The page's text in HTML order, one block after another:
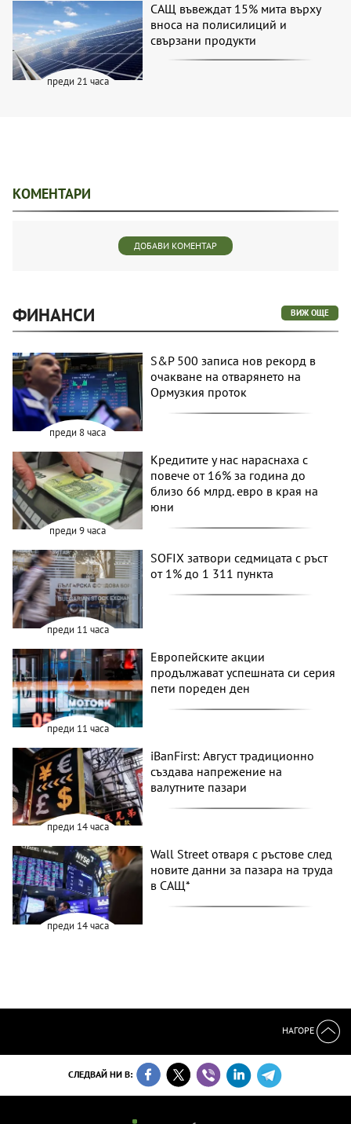
преди 21 часа
САЩ въвеждат 15% мита върху
вноса на полисилиций и
свързани продукти
КОМЕНТАРИ
ДОБАВИ КОМЕНТАР
ФИНАНСИ ВИЖ ОЩЕ
преди 8 часа
S&P 500 записа нов рекорд в
очакване на отварянето на
Ормузкия проток
преди 9 часа
Кредитите у нас нараснаха с
повече от 16% за година до
близо 66 млрд. евро в края на
юни
преди 11 часа
SOFIX затвори седмицата с ръст
от 1% до 1 311 пункта
преди 11 часа
Европейските акции
продължават успешната си серия
пети пореден ден
преди 14 часа
iBanFirst: Август традиционно
създава напрежение на
валутните пазари
преди 14 часа
Wall Street отваря с ръстове след
новите данни за пазара на труда
в САЩ*
НАГОРЕ
СЛЕДВАЙ НИ В: